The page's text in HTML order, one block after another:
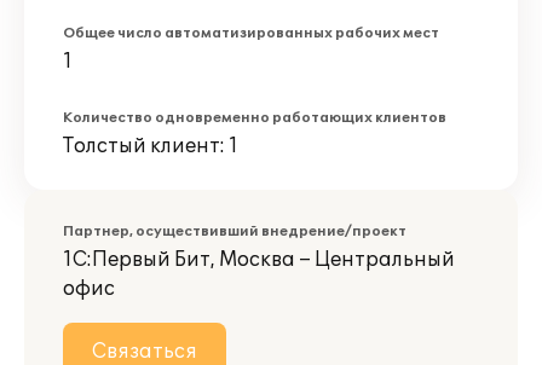
Общее число автоматизированных рабочих мест
1
Количество одновременно работающих клиентов
Толстый клиент: 1
Партнер, осуществивший внедрение/проект
1С:Первый Бит, Москва – Центральный
офис
Связаться